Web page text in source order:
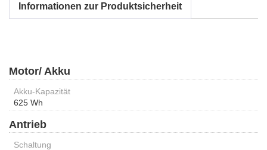
Informationen zur Produktsicherheit
Motor/ Akku
Akku-Kapazität
625 Wh
Antrieb
Schaltung